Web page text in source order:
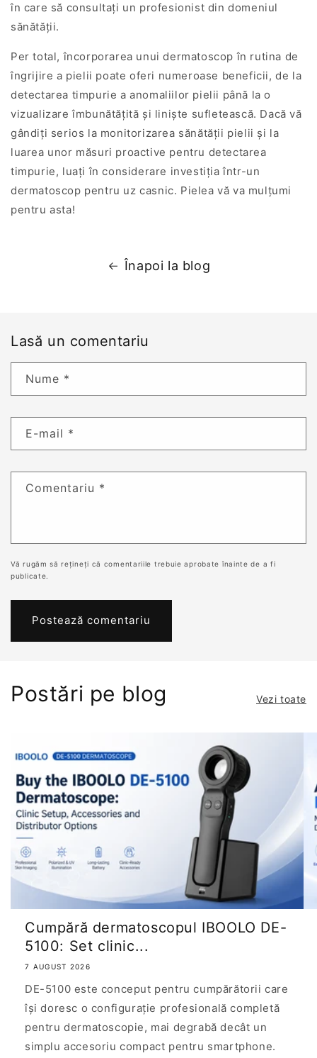
în care să consultați un profesionist din domeniul
sănătății.
Per total, încorporarea unui dermatoscop în rutina de
îngrijire a pielii poate oferi numeroase beneficii, de la
detectarea timpurie a anomaliilor pielii până la o
vizualizare îmbunătățită și liniște sufletească. Dacă vă
gândiți serios la monitorizarea sănătății pielii și la
luarea unor măsuri proactive pentru detectarea
timpurie, luați în considerare investiția într-un
dermatoscop pentru uz casnic. Pielea vă va mulțumi
pentru asta!
Înapoi la blog
Lasă un comentariu
Nume *
E-mail *
Comentariu *
Vă rugăm să rețineți că comentariile trebuie aprobate înainte de a fi
publicate.
Postări pe blog Vezi toate
Cumpără dermatoscopul IBOOLO DE-
5100: Set clinic...
7 AUGUST 2026
DE-5100 este conceput pentru cumpărătorii care
își doresc o configurație profesională completă
pentru dermatoscopie, mai degrabă decât un
simplu accesoriu compact pentru smartphone.